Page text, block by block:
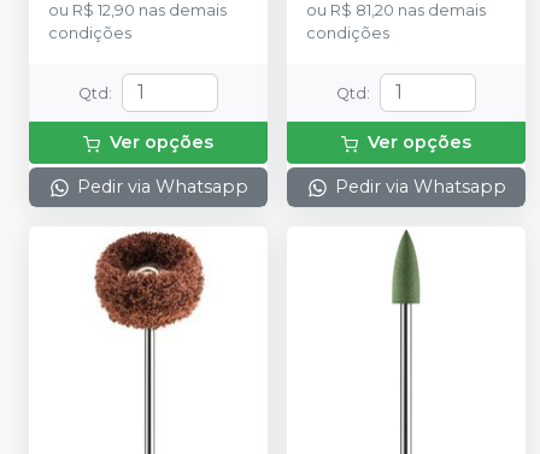
ou R$ 12,90 nas demais
condições
Qtd :
Ver opções
Pedir via Whatsapp
ou R$ 81,20 nas demais
condições
Qtd :
Ver opções
Pedir via Whatsapp